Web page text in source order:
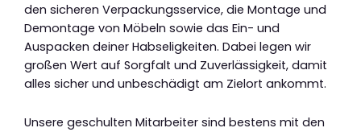
den sicheren Verpackungsservice, die Montage und
Demontage von Möbeln sowie das Ein- und
Auspacken deiner Habseligkeiten. Dabei legen wir
großen Wert auf Sorgfalt und Zuverlässigkeit, damit
alles sicher und unbeschädigt am Zielort ankommt.
Unsere geschulten Mitarbeiter sind bestens mit den